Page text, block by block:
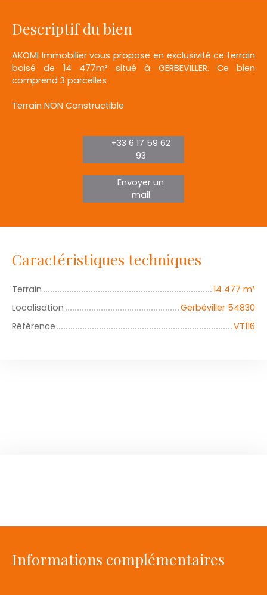
Descriptif du bien
AKOMI Immobilier vous propose en exclusivité ce terrain
boisé de 14 477m² situé à GERBEVILLER. Ce bien
comprend 3 parcelles
Terrain NON Constructible
+33 6 17 59 62
93
Envoyer un
mail
Caractéristiques techniques
Terrain 14 477 m²
Localisation
Gerbéviller 54830
Référence
VT116
Informations complémentaires